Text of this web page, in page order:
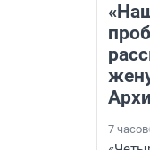
7 часов